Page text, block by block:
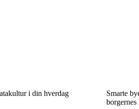
i din hverdag
Smarte
borgernes